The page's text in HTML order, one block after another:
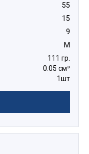
55
15
9
М
111 гр.
0.05 см³
1шт